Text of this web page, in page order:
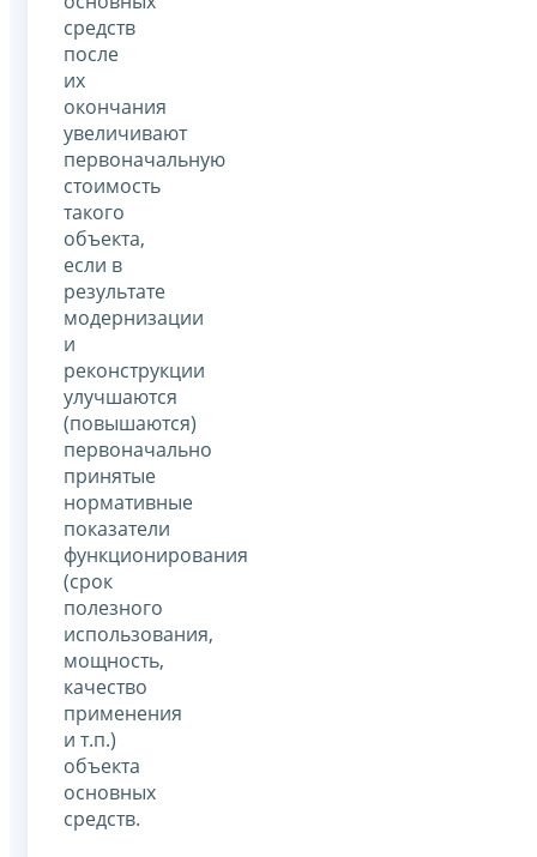
средств
после
их
окончания
увеличивают
первоначальную
стоимость
такого
объекта,
если в
результате
модернизации
и
реконструкции
улучшаются
(повышаются)
первоначально
принятые
нормативные
показатели
функционирования
(срок
полезного
использования,
мощность,
качество
применения
и т.п.)
объекта
основных
средств.